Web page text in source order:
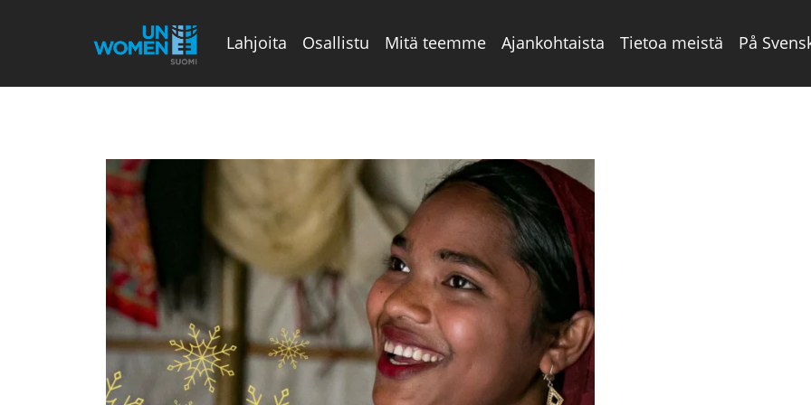
Lahjoita Osallistu Mitä teemme Ajankohtaista Tietoa meistä På